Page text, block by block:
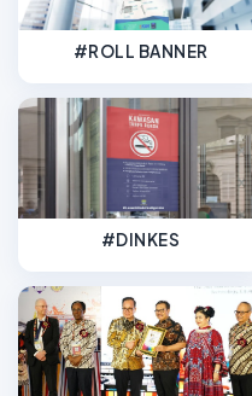
#ROLL BANNER
#DINKES